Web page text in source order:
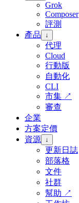
Grok
Composer
評測
產品
↓
代理
Cloud
行動版
自動化
CLI
市集 ↗
審查
企業
方案定價
資源 ↓
更新日誌
部落格
文件
社群
幫助 ↗